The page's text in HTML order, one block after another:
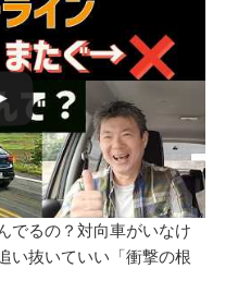
でるの？対向車がいなけ
い抜いていい「衝撃の根